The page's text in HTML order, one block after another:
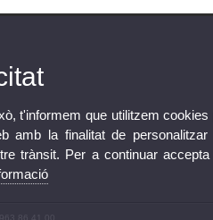
t'informem que utilitzem
la finalitat de personalitzar
trànsit. Per a continuar